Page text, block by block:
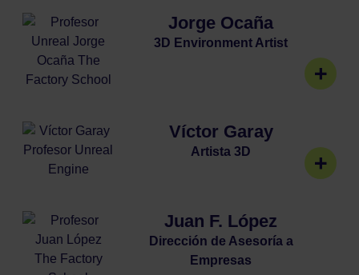
Jorge Ocaña
3D Environment Artist
Víctor Garay
Artista 3D
Juan F. López
Dirección de Asesoría a
Empresas